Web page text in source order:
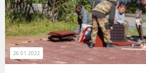
26.01.2022